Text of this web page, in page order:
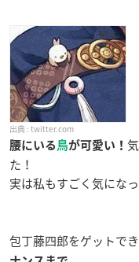
twitter.com
腰にいる 鳥が可愛い！
た！
実は私もすごく気になっ
包丁藤四郎をゲットで